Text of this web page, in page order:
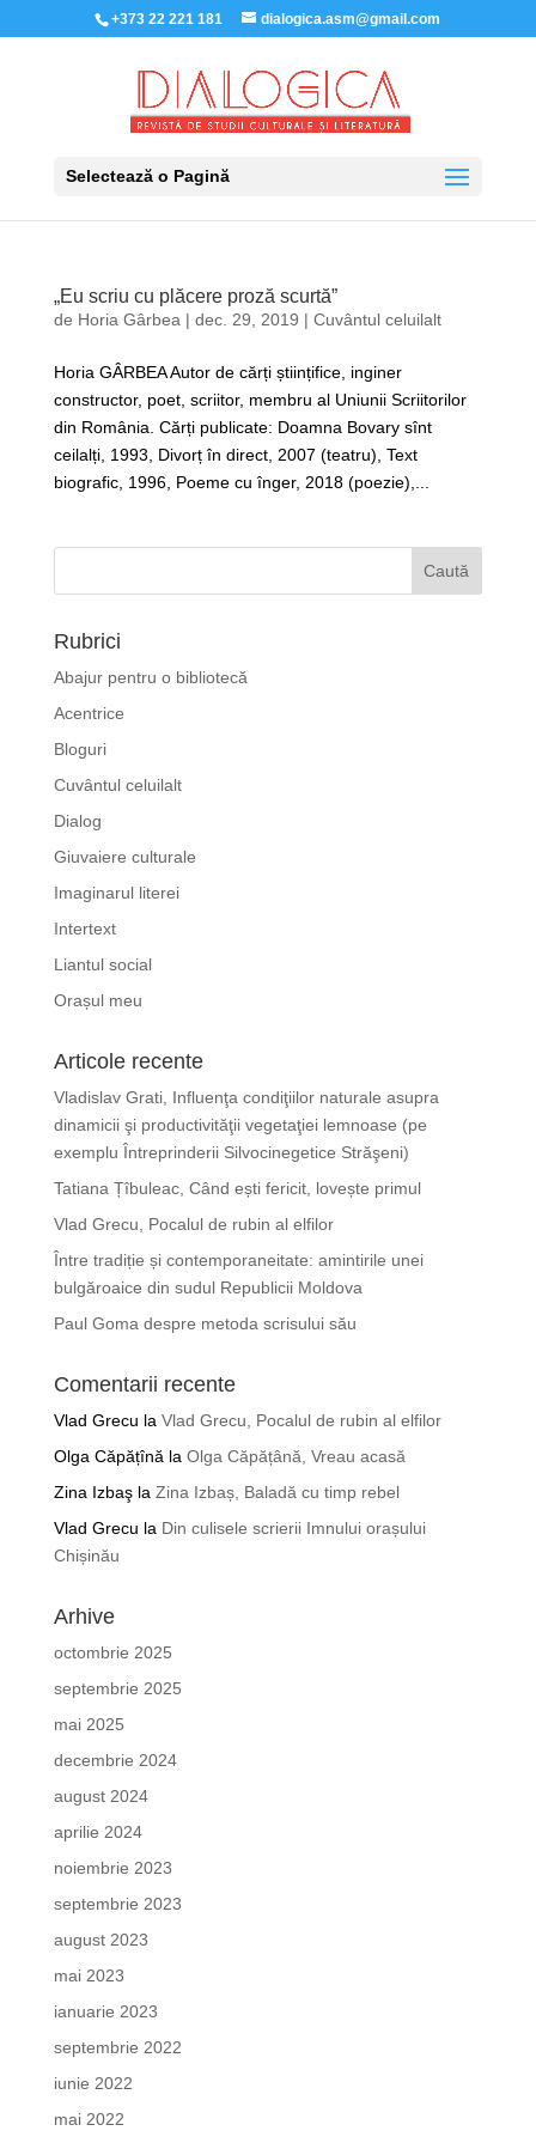
+373 22 221 181 dialogica.asm@gmail.com
Selectează o Pagină
„Eu scriu cu plăcere proză scurtă”
de Horia Gârbea | dec. 29, 2019 | Cuvântul celuilalt
Horia GÂRBEA Autor de cărți științifice, inginer
constructor, poet, scriitor, membru al Uniunii Scriitorilor
din România. Cărți publicate: Doamna Bovary sînt
ceilalți, 1993, Divorț în direct, 2007 (teatru), Text
biografic, 1996, Poeme cu înger, 2018 (poezie),...
Rubrici
Abajur pentru o bibliotecă
Acentrice
Bloguri
Cuvântul celuilalt
Dialog
Giuvaiere culturale
Imaginarul literei
Intertext
Liantul social
Orașul meu
Articole recente
Vladislav Grati, Influenţa condiţiilor naturale asupra
dinamicii şi productivităţii vegetaţiei lemnoase (pe
exemplu Întreprinderii Silvocinegetice Străşeni)
Tatiana Țîbuleac, Când ești fericit, lovește primul
Vlad Grecu, Pocalul de rubin al elfilor
Între tradiție și contemporaneitate: amintirile unei
bulgăroaice din sudul Republicii Moldova
Paul Goma despre metoda scrisului său
Comentarii recente
Vlad Grecu la Vlad Grecu, Pocalul de rubin al elfilor
Olga Căpățînă la Olga Căpățână, Vreau acasă
Zina Izbaşla Zina Izbaș, Baladă cu timp rebel
Vlad Grecu la Din culisele scrierii Imnului orașului
Chișinău
Arhive
octombrie 2025
septembrie 2025
mai 2025
decembrie 2024
august 2024
aprilie 2024
noiembrie 2023
septembrie 2023
august 2023
mai 2023
ianuarie 2023
septembrie 2022
iunie 2022
mai 2022